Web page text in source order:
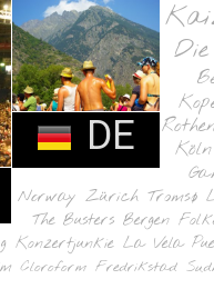
DE
Köln
Norway Zürich Tromsø
The Busters Bergen
Konzertjunkie La Vela
Cloroform Fredrikstad